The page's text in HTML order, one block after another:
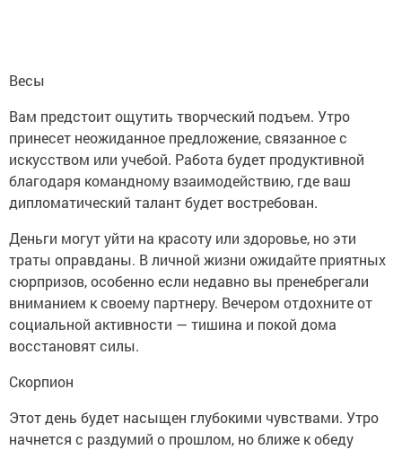
Весы
Вам предстоит ощутить творческий подъем. Утро
принесет неожиданное предложение, связанное с
искусством или учебой. Работа будет продуктивной
благодаря командному взаимодействию, где ваш
дипломатический талант будет востребован.
Деньги могут уйти на красоту или здоровье, но эти
траты оправданы. В личной жизни ожидайте приятных
сюрпризов, особенно если недавно вы пренебрегали
вниманием к своему партнеру. Вечером отдохните от
социальной активности — тишина и покой дома
восстановят силы.
Скорпион
Этот день будет насыщен глубокими чувствами. Утро
начнется с раздумий о прошлом, но ближе к обеду